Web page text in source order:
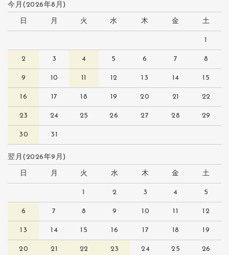
今月(2026年8月)
日 月 火 水 木 金 土
1
2 3 4 5 6 7 8
9 10 11 12 13 14 15
16 17 18 19 20 21 22
23 24 25 26 27 28 29
30 31
翌月(2026年9月)
日 月 火 水 木 金 土
1 2 3 4 5
6 7 8 9 10 11 12
13 14 15 16 17 18 19
20 21 22 23 24 25 26